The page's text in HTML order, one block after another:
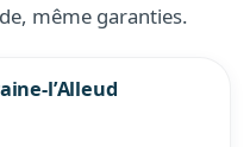
même garanties.
l’Alleud